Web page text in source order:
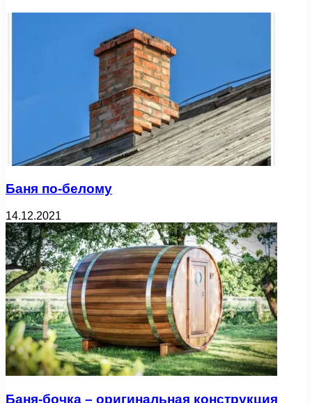
Баня по-белому
14.12.2021
Баня-бочка – оригинальная конструкция